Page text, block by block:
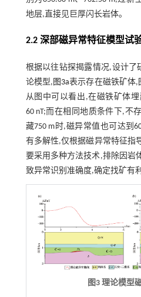
地层,直接见巨厚闪长岩体。
2.2 深部磁异常特征模型试
根据以往钻探揭露情况,设计了
论模型, 图3a表示存在磁铁矿体,
从图中可以看出,在磁铁矿体埋
60 nT;而在相同地质条件下,不
藏750 m时,磁异常值也可达到
有多解性,仅根据磁异常特征指
要采用多种方法技术,排除因岩
致异常识别准确度,确定找矿有
图3 理论模型